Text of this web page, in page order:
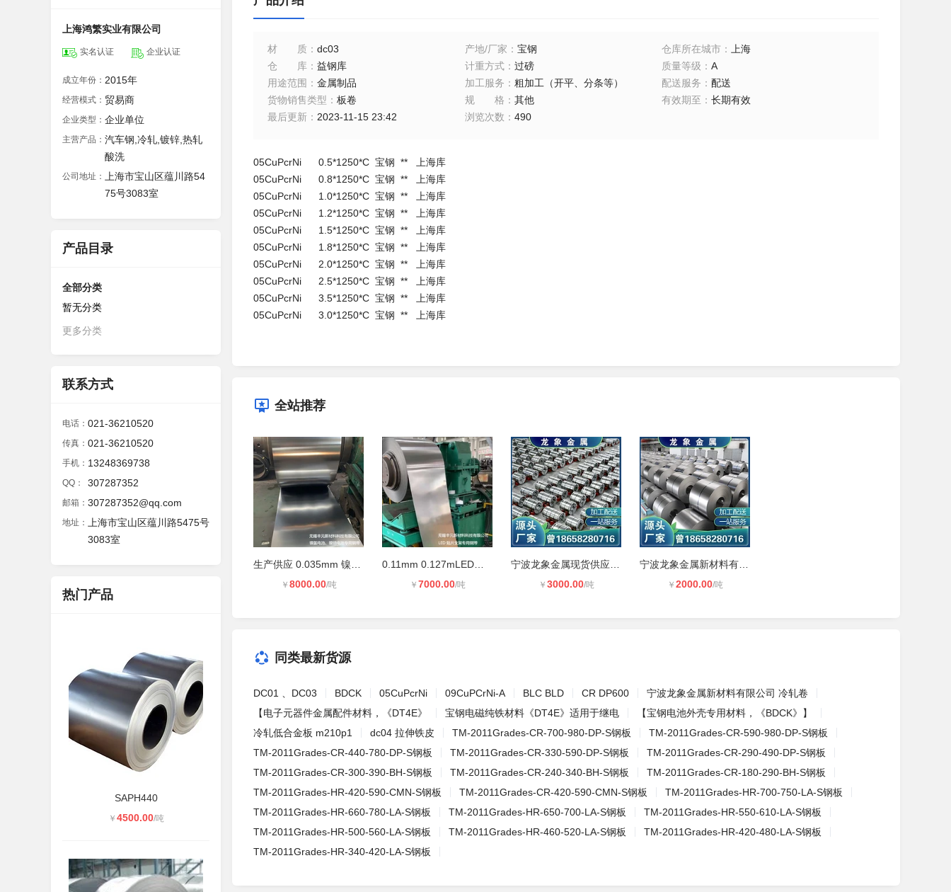
上海鸿繁实业有限公司
实名认证 企业认证
成立年份： 2015年
经营模式： 贸易商
企业类型： 企业单位
主营产品： 汽车钢,冷轧,镀锌,热轧
酸洗
公司地址：
上海市宝山区蕴川路54
75号3083室
产品目录
全部分类
暂无分类
更多分类
联系方式
电话： 021-36210520
传真： 021-36210520
手机： 13248369738
QQ： 307287352
邮箱： 307287352@qq.com
地址：
上海市宝山区蕴川路5475号
3083室
热门产品
SAPH440
￥ 4500.00/吨
材质 ： dc03 产地/厂家 ： 宝钢 仓库所在城市 ：
上海
仓库 ： 益钢库 计重方式： 过磅 质量等级 ：A
用途范围 ： 金属制品 加工服务 ： 粗加工（开平、分条等） 配送服务 ：配送
货物销售类型 ： 板卷 规格 ： 其他 有效期至 ：长期有效
最后更新 ： 2023-11-15 23:42 浏览次数 ： 490
05CuPcrNi 0.5*1250*C 宝钢 ** 上海库
05CuPcrNi 0.8*1250*C 宝钢 ** 上海库
05CuPcrNi 1.0*1250*C 宝钢 ** 上海库
05CuPcrNi 1.2*1250*C 宝钢 ** 上海库
05CuPcrNi 1.5*1250*C 宝钢 ** 上海库
05CuPcrNi 1.8*1250*C 宝钢 ** 上海库
05CuPcrNi 2.0*1250*C 宝钢 ** 上海库
05CuPcrNi 2.5*1250*C 宝钢 ** 上海库
05CuPcrNi 3.5*1250*C 宝钢 ** 上海库
05CuPcrNi 3.0*1250*C 宝钢 ** 上海库
全站推荐
￥ 8000.00/吨 ￥ 7000.00/吨 ￥ 3000.00/吨 ￥ 2000.00/吨
同类最新货源
DC01 、DC03 BDCK 05CuPcrNi 09CuPCrNi-A BLC BLD CR DP600
宁波龙象金属新材料有限公司 冷轧卷
【电子元器件金属配件材料，《DT4E》
宝钢电磁纯铁材料《DT4E》适用于继电
【宝钢电池外壳专用材料，《BDCK》】
冷轧低合金板 m210p1
dc04 拉伸铁皮 TM-2011Grades-CR-700-980-DP-S钢板
TM-2011Grades-CR-590-980-DP-S钢板
TM-2011Grades-CR-440-780-DP-S钢板
TM-2011Grades-CR-330-590-DP-S钢板
TM-2011Grades-CR-290-490-DP-S钢板
TM-2011Grades-CR-300-390-BH-S钢板
TM-2011Grades-CR-240-340-BH-S钢板
TM-2011Grades-CR-180-290-BH-S钢板
TM-2011Grades-HR-420-590-CMN-S钢板
TM-2011Grades-CR-420-590-CMN-S钢板
TM-2011Grades-HR-700-750-LA-S钢板
TM-2011Grades-HR-660-780-LA-S钢板
TM-2011Grades-HR-650-700-LA-S钢板
TM-2011Grades-HR-550-610-LA-S钢板
TM-2011Grades-HR-500-560-LA-S钢板
TM-2011Grades-HR-460-520-LA-S钢板
TM-2011Grades-HR-420-480-LA-S钢板
TM-2011Grades-HR-340-420-LA-S钢板